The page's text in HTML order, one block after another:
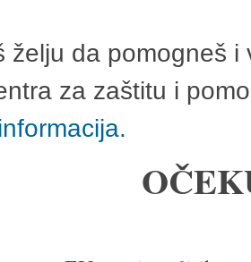
želju da pomogneš
za zaštitu i